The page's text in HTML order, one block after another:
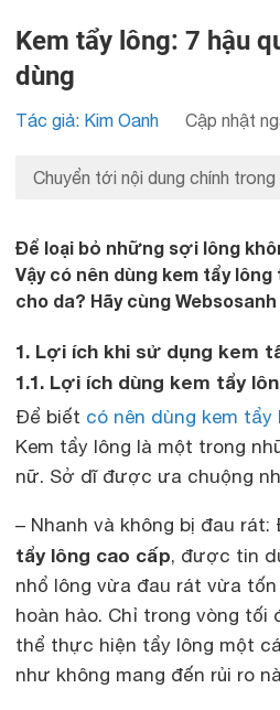
Kem tẩy lông: 7 hậu
dùng
Tác giả: Kim Oanh Cập nhật
Chuyển tới nội dung chính trong
Để loại bỏ những sợi lông
Vậy có nên dùng kem tẩy
cho da? Hãy cùng
1. Lợi ích khi sử dụng kem
1.1. Lợi ích dùng kem tẩy
Để biết có nên dùng kem tẩy
Kem tẩy lông là một trong
nữ. Sở dĩ được ưa chuộng
– Nhanh và không bị đau
tẩy lông cao cấp, được tin
nhổ lông vừa đau rát vừa
hoàn hảo. Chỉ trong vòng tối
thể thực hiện tẩy lông một
như không mang đến rủi ro